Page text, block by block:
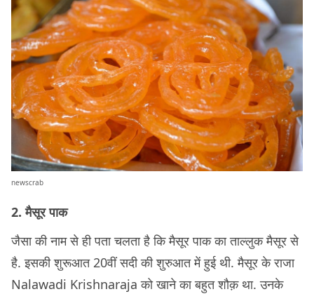
newscrab
2. मैसूर पाक
जैसा की नाम से ही पता चलता है कि मैसूर पाक का ताल्लुक मैसूर से
है. इसकी शुरूआत 20वीं सदी की शुरुआत में हुई थी. मैसूर के राजा
Nalawadi Krishnaraja को खाने का बहुत शौक़ था. उनके